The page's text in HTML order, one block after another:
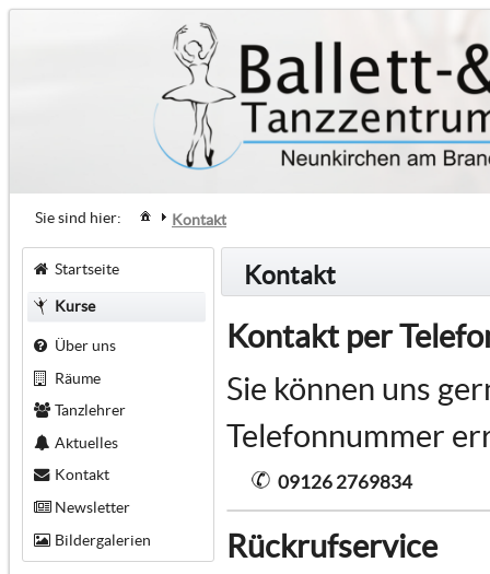
Sie sind hier: Kontakt
Startseite
Kurse
Über uns
Räume
Tanzlehrer
Aktuelles
Kontakt
Newsletter
Bildergalerien
Kontakt
Kontakt per
Sie können uns
Telefonnummer
09126 2769834
Rückrufservice